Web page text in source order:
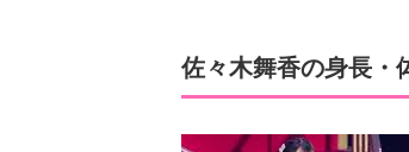
佐々木舞香の身長・